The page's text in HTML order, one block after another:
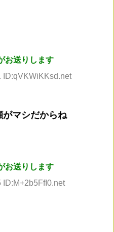
お送りします
ID:qVKWiKKsd.net
がマシだからね
お送りします
ID:M+2b5FfI0.net